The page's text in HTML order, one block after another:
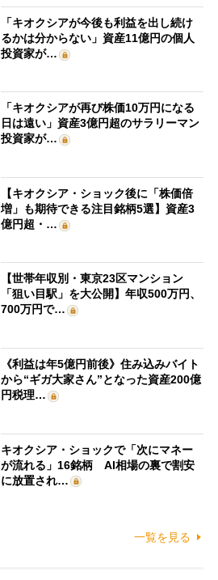
「キオクシアが今後も利益を出し続け
るかは分からない」資産11億円の個人
投資家が…
「キオクシアが再び株価10万円になる
日は遠い」資産3億円超のサラリーマン
投資家が…
【キオクシア・ショック後に「株価倍
増」も期待できる注目銘柄5選】資産3
億円超・…
【世帯年収別・東京23区マンション
「狙い目駅」を大公開】年収500万円、
700万円で…
《利益は年5億円前後》住み込みバイト
から“ギガ大家さん”となった資産200億
円税理…
キオクシア・ショックで「次にマネー
が流れる」16銘柄 AI相場の裏で割安
に放置され…
一覧を見る